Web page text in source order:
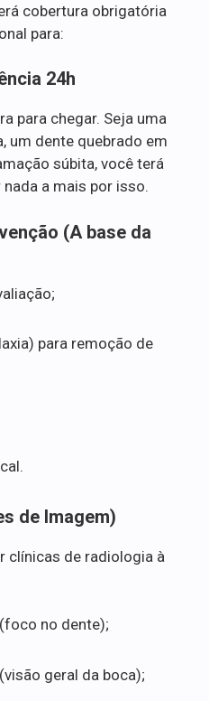
cobertura obrigatória
para:
24h
para chegar. Seja uma
um dente quebrado em
súbita, você terá
a mais por isso.
(A base da
para remoção de
de Imagem)
clínicas de radiologia à
no dente);
geral da boca);